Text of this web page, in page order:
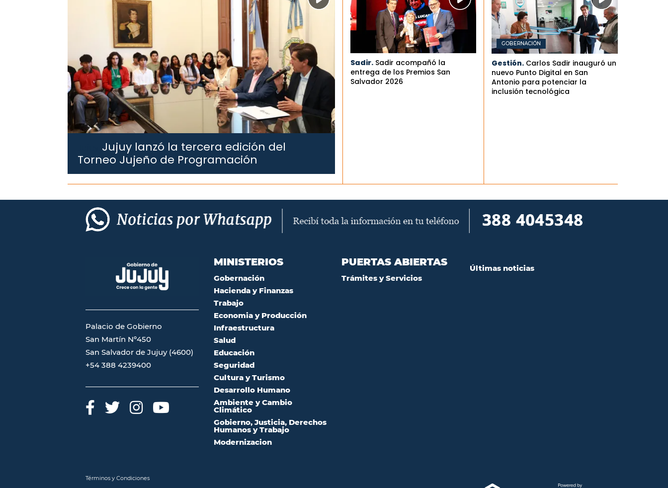
Jujuy lanzó la tercera edición del
Torneo Jujeño de Programación
Sadir. Sadir acompañó la
entrega de los Premios San
Salvador 2026
GOBERNACIÓN
Gestión. Carlos Sadir inauguró un
nuevo Punto Digital en San
Antonio para potenciar la
inclusión tecnológica
Palacio de Gobierno
San Martín Nº450
San Salvador de Jujuy (4600)
+54 388 4239400
MINISTERIOS
Gobernación
Hacienda y Finanzas
Trabajo
Economia y Producción
Infraestructura
Salud
Educación
Seguridad
Cultura y Turismo
Desarrollo Humano
Ambiente y Cambio
Climático
Gobierno, Justicia, Derechos
Humanos y Trabajo
Modernizacion
PUERTAS ABIERTAS
Trámites y Servicios
Últimas noticias
Términos y Condiciones